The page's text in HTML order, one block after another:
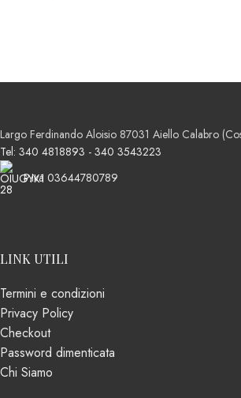
Largo Ferdinando Aloisio 87031 Aiello Calabro
Tel: 340 4818893 - 340 3543223
P.Iva 03644780789
LINK UTILI
Termini e condizioni
Privacy Policy
Checkout
Password dimenticata
Chi Siamo